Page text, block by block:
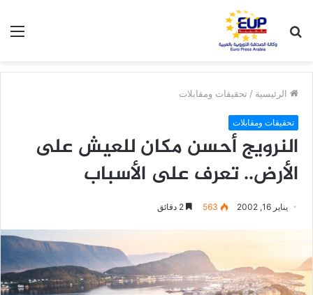
عن
الرئيسية / تحقيقات ومقابلات
تحقيقات ومقابلات
النرويج أحسن مكان للعيش على
الأرض.. تعرف على الأسباب
يناير 16, 2002 563